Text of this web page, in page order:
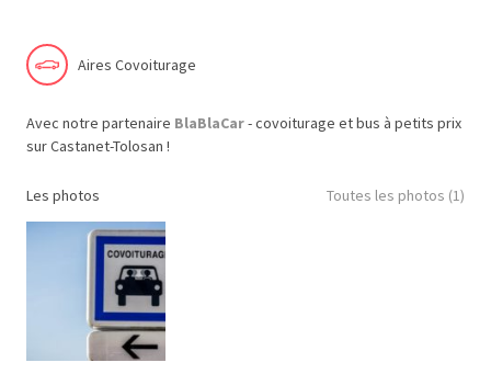
Aires Covoiturage
Avec notre partenaire BlaBlaCar- covoiturage et bus à petits prix
sur Castanet-Tolosan !
Les photos Toutes les photos (1)